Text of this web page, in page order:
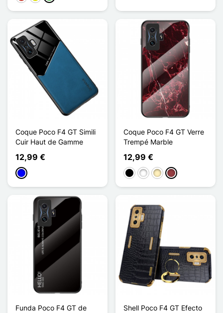
Coque Poco F4 GT Simili
Cuir Haut de Gamme
12,99 €
Azul
Coque Poco F4 GT Verre
Trempé Marble
12,99 €
NegroBlanco
Oro Rojo oscuro
Funda Poco F4 GT de
Shell Poco F4 GT Efecto